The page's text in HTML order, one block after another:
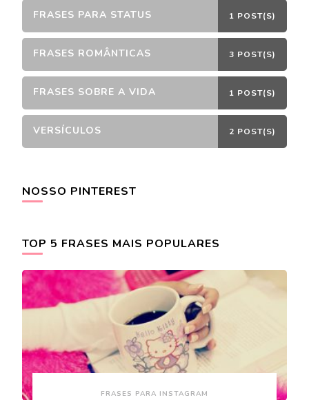
FRASES PARA STATUS 1 POST(S)
FRASES ROMÂNTICAS 3 POST(S)
FRASES SOBRE A VIDA 1 POST(S)
VERSÍCULOS 2 POST(S)
NOSSO PINTEREST
TOP 5 FRASES MAIS POPULARES
FRASES PARA INSTAGRAM